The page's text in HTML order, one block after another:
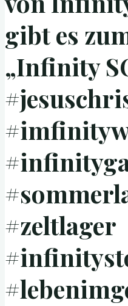
gibt es
„Infinity
#zeltlager